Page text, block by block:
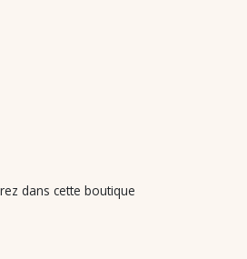
dans cette boutique